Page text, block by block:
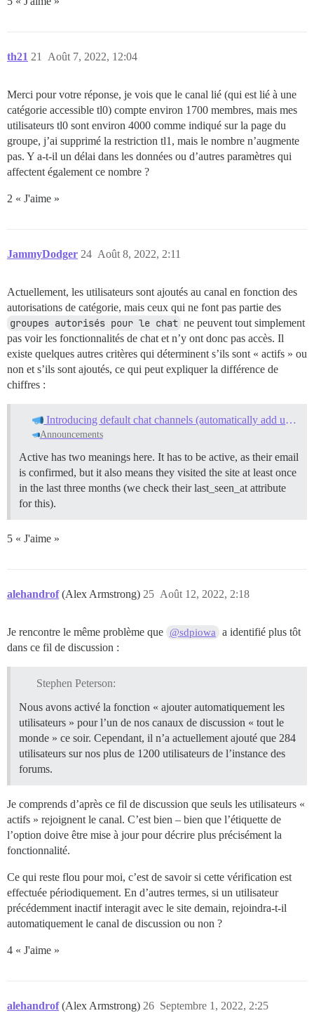
th21 Août 7, 2022, 12:04
21
Merci pour votre réponse, je vois que le canal lié (qui est lié à une
catégorie accessible tl0) compte environ 1700 membres, mais mes
utilisateurs tl0 sont environ 4000 comme indiqué sur la page du
groupe, j’ai supprimé la restriction tl1, mais le nombre n’augmente
pas. Y a-t-il un délai dans les données ou d’autres paramètres qui
affectent également ce nombre ?
2 « J'aime »
JammyDodger Août 8, 2022, 2:11
24
Actuellement, les utilisateurs sont ajoutés au canal en fonction des
autorisations de catégorie, mais ceux qui ne font pas partie des
groupes autorisés pour le chat ne peuvent tout simplement
pas voir les fonctionnalités de chat et n’y ont donc pas accès. Il
existe quelques autres critères qui déterminent s’ils sont « actifs » ou
non et s’ils sont ajoutés, ce qui peut expliquer la différence de
chiffres :
Introducing default chat channels (automatically add users)
Announcements
Active has two meanings here. It has to be active, as their email
is confirmed, but it also means they visited the site at least once
in the last three months (we check their last_seen_at attribute
for this).
5 « J'aime »
alehandrof (Alex Armstrong) Août 12, 2022, 2:18
25
Je rencontre le même problème que @sdpiowa a identifié plus tôt
dans ce fil de discussion :
Stephen Peterson:
Nous avons activé la fonction « ajouter automatiquement les
utilisateurs » pour l’un de nos canaux de discussion « tout le
monde » ce soir. Cependant, il n’a actuellement ajouté que 284
utilisateurs sur nos plus de 1200 utilisateurs de l’instance des
forums.
Je comprends d’après ce fil de discussion que seuls les utilisateurs «
actifs » rejoignent le canal. C’est bien – bien que l’étiquette de
l’option doive être mise à jour pour décrire plus précisément la
fonctionnalité.
Ce qui reste flou pour moi, c’est de savoir si cette vérification est
effectuée périodiquement. En d’autres termes, si un utilisateur
précédemment inactif interagit avec le site demain, rejoindra-t-il
automatiquement le canal de discussion ou non ?
4 « J'aime »
alehandrof (Alex Armstrong) Septembre 1, 2022, 2:25
26